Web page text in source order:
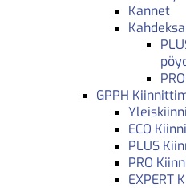
Kannet
GPPH
ECO
PLUS
PRO
EXPERT